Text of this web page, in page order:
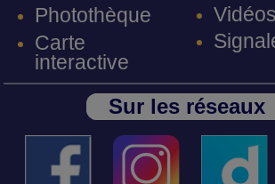
Photothèque
Carte
interactive
Vidéos
Sur les réseaux